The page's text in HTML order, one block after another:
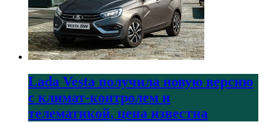
Lada Vesta получила новую версию
с климат-контролем и
телематикой, цена известна